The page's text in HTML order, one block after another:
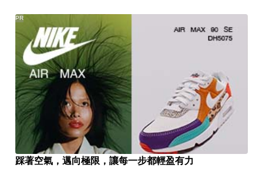
踩著空氣，邁向極限，讓每一步都輕盈有力
PR